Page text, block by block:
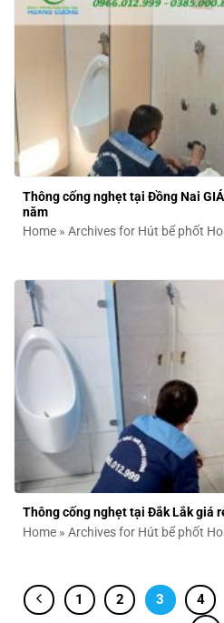
Thông cống nghẹt tại Đồng Nai
năm
Home » Archives for Hút bể phốt
Thông cống nghẹt tại Đắk Lắk giá
Home » Archives for Hút bể phốt
1 2 3 4